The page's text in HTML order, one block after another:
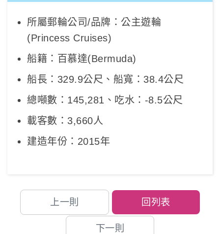
所屬郵輪公司/品牌：公主遊輪
(Princess Cruises)
船籍：百慕達(Bermuda)
船長：329.9公尺、船寬：38.4公尺
總噸數：145,281、吃水：-8.5公尺
載客數：3,660人
建造年份：2015年
上一則 回列表
下一則